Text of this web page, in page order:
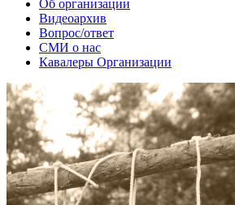
Об организации
Видеоархив
Вопрос/ответ
СМИ о нас
Кавалеры Организации